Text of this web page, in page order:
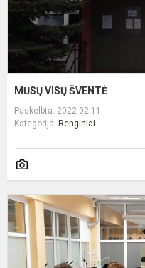
MŪSŲ VISŲ ŠVENTĖ
Paskelbta: 2022-02-11
Kategorija: Renginiai